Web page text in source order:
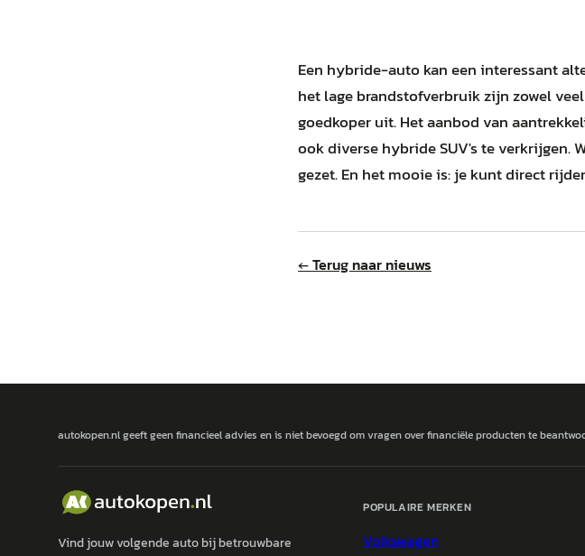
Een hybride-auto kan een interessant
het lage brandstofverbruik zijn zowel
goedkoper uit. Het aanbod van
ook diverse hybride SUV's te verkrijgen.
gezet. En het mooie is: je kunt direct
← Terug naar nieuws
autokopen.nl geeft geen financieel advies en is niet bevoegd om vragen over financiële producten te
Vind jouw volgende auto bij betrouwbare
POPULAIRE MERKEN
Volkswagen